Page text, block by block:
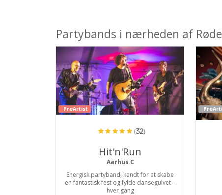
Partybands i nærheden af
ProArtist
(32)
Hit'n'Run
Aarhus C
Energisk partyband, kendt for at skabe
en fantastisk fest og fylde dansegulvet –
hver gang